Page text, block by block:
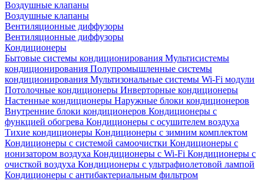
Воздушные клапаны
Воздушные клапаны
Вентиляционные диффузоры
Вентиляционные диффузоры
Кондиционеры
Бытовые системы кондиционирования Мультисистемы
кондиционирования Полупромышленные системы
кондиционирования Мультизональные системы Wi-Fi модули
Потолочные кондиционеры Инверторные кондиционеры
Настенные кондиционеры Наружные блоки кондиционеров
Внутренние блоки кондиционеров Кондиционеры с
функцией обогрева Кондиционеры с осушителем воздуха
Тихие кондиционеры Кондиционеры с зимним комплектом
Кондиционеры с системой самоочистки Кондиционеры с
ионизатором воздуха Кондиционеры с Wi-Fi Кондиционеры с
очисткой воздуха Кондиционеры с ультрафиолетовой лампой
Кондиционеры с антибактериальным фильтром